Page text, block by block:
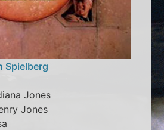
Spielberg
Jones
Jones